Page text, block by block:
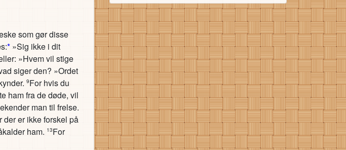
som gør disse
* »Sig ikke i dit
»Hvem vil stige
siger den? »Ordet
9For hvis du
ham fra de døde, vil
man til frelse.
der er ikke forskel på
ham. 13For